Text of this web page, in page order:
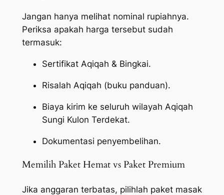
Jangan hanya melihat nominal rupiahnya.
Periksa apakah harga tersebut sudah
termasuk:
Sertifikat Aqiqah & Bingkai.
Risalah Aqiqah (buku panduan).
Biaya kirim ke seluruh wilayah Aqiqah
Sungi Kulon Terdekat.
Dokumentasi penyembelihan.
Memilih Paket Hemat vs Paket Premium
Jika anggaran terbatas, pilihlah paket masak